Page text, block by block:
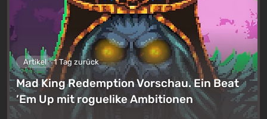
Artikel 1 Tag zurück
Mad King Redemption Vorschau. Ein Beat
’Em Up mit roguelike Ambitionen